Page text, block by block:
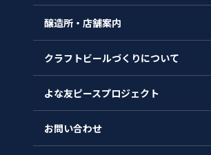
沿革
醸造所・店舗案内
クラフトビールづくりについて
よな友ピースプロジェクト
お問い合わせ